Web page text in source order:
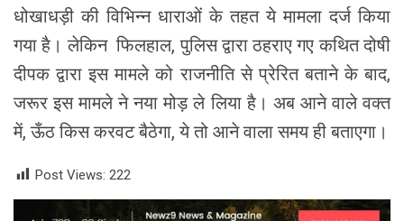
धोखाधड़ी की विभिन्न धाराओं के तहत ये मामला दर्ज किया
गया है। लेकिन फिलहाल, पुलिस द्वारा ठहराए गए कथित दोषी
दीपक द्वारा इस मामले को राजनीति से प्रेरित बताने के बाद,
जरूर इस मामले ने नया मोड़ ले लिया है। अब आने वाले वक्त
में, ऊँठ किस करवट बैठेगा, ये तो आने वाला समय ही बताएगा।
Post Views: 222